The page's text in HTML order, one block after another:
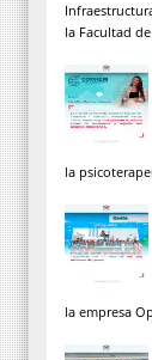
la Facultad
la
la empresa